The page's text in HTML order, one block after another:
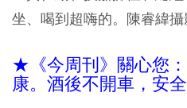
坐、喝到超嗨的。陳睿緯攝
★《今周刊》關心您
康。酒後不開車，安